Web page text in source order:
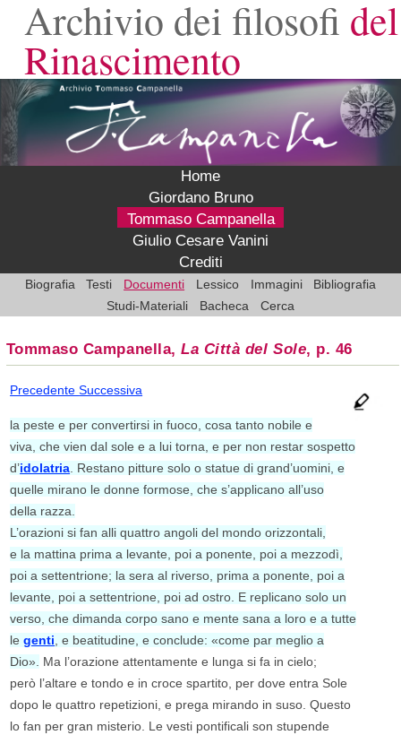
Archivio dei filosofi del
Rinascimento
Home
Giordano Bruno
Tommaso Campanella
Giulio Cesare Vanini
Crediti
Biografia Testi Documenti Lessico Immagini
Bibliografia
Studi-Materiali
Bacheca Cerca
Tommaso Campanella,La Città del Sole, p. 46
PrecedenteSuccessiva
la peste e per convertirsi in fuoco, cosa tanto nobile e
viva, che vien dal sole e a lui torna, e per non restar sospetto
d’idolatria. Restano pitture solo o statue di grand’uomini, e
quelle mirano le donne formose, che s’applicano all’uso
della razza.
L’orazioni si fan alli quattro angoli del mondo orizzontali,
e la mattina prima a levante, poi a ponente, poi a mezzodì,
poi a settentrione; la sera al riverso, prima a ponente, poi a
levante, poi a settentrione, poi ad ostro. E replicano solo un
verso, che dimanda corpo sano e mente sana a loro e a tutte
legenti, e beatitudine, e conclude: «come par meglio a
Dio». Ma l’orazione attentamente e lunga si fa in cielo;
però l’altare e tondo e in croce spartito, per dove entra Sole
dopo le quattro repetizioni, e prega mirando in suso. Questo
lo fan per gran misterio. Le vesti pontificali son stupende